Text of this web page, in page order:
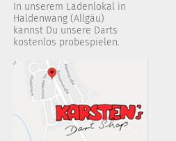
In unserem Ladenlokal in
Haldenwang (Allgäu)
kannst Du unsere Darts
kostenlos probespielen.